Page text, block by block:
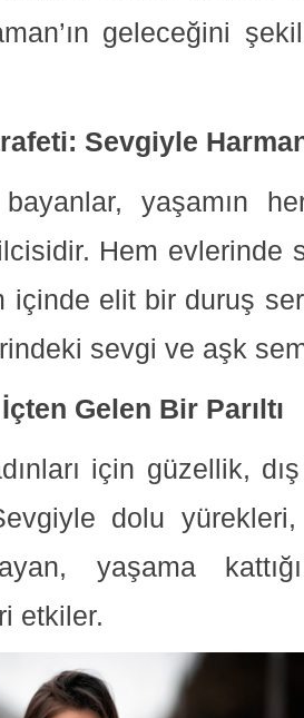
geleceğini
Sevgiyle
bayanlar, yaşamın
Hem evlerinde
içinde elit bir duruş
sevgi ve aşk
Gelen Bir Parıltı
için güzellik,
dolu
yaşama
etkiler.